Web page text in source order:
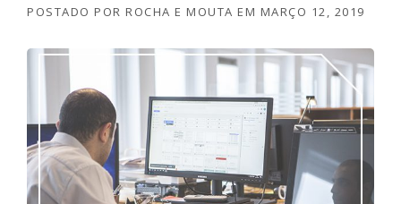
POSTADO POR ROCHA E MOUTA EM MARÇO 12, 2019